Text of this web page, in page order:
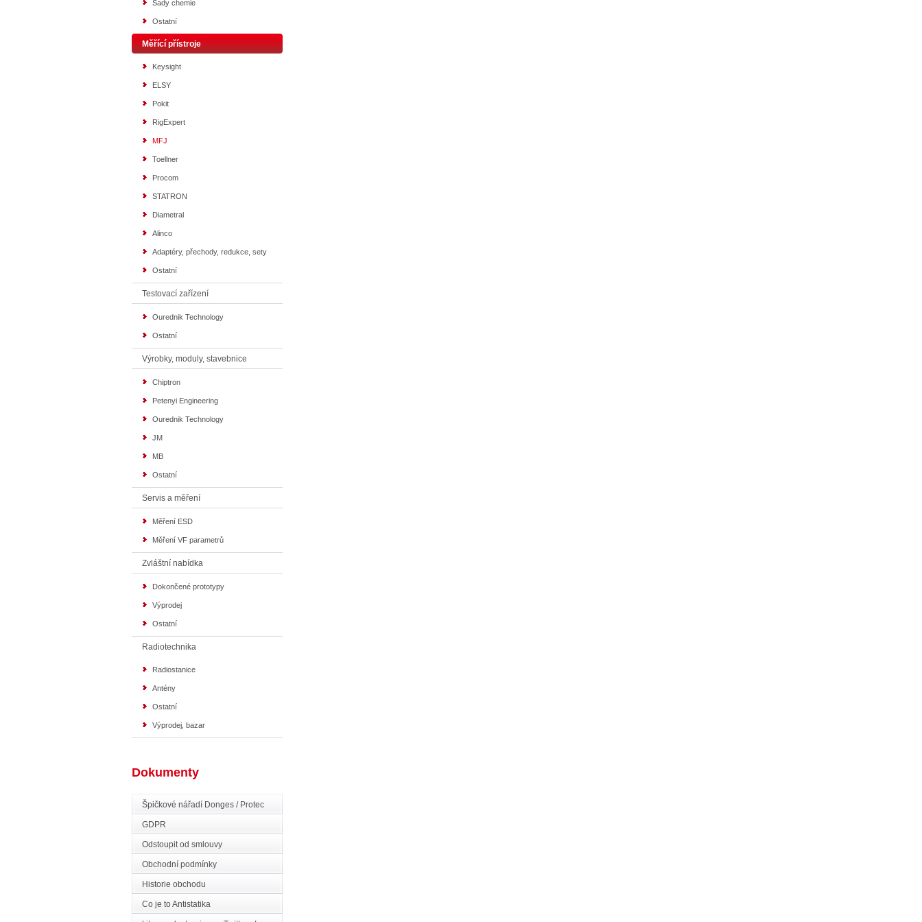
Sady chemie
Ostatní
Měřící přístroje
Keysight
ELSY
Pokit
RigExpert
MFJ
Toellner
Procom
STATRON
Diametral
Alinco
Adaptéry, přechody, redukce, sety
Ostatní
Testovací zařízení
Ourednik Technology
Ostatní
Výrobky, moduly, stavebnice
Chiptron
Petenyi Engineering
Ourednik Technology
JM
MB
Ostatní
Servis a měření
Měření ESD
Měření VF parametrů
Zvláštní nabídka
Dokončené prototypy
Výprodej
Ostatní
Radiotechnika
Radiostanice
Antény
Ostatní
Výprodej, bazar
Dokumenty
Špičkové nářadí Donges / Protec
GDPR
Odstoupit od smlouvy
Obchodní podmínky
Historie obchodu
Co je to Antistatika